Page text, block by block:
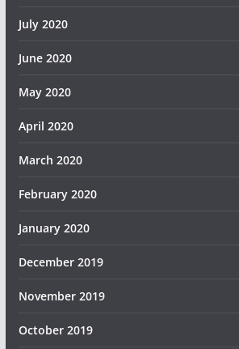
July 2020
June 2020
May 2020
April 2020
March 2020
February 2020
January 2020
December 2019
November 2019
October 2019